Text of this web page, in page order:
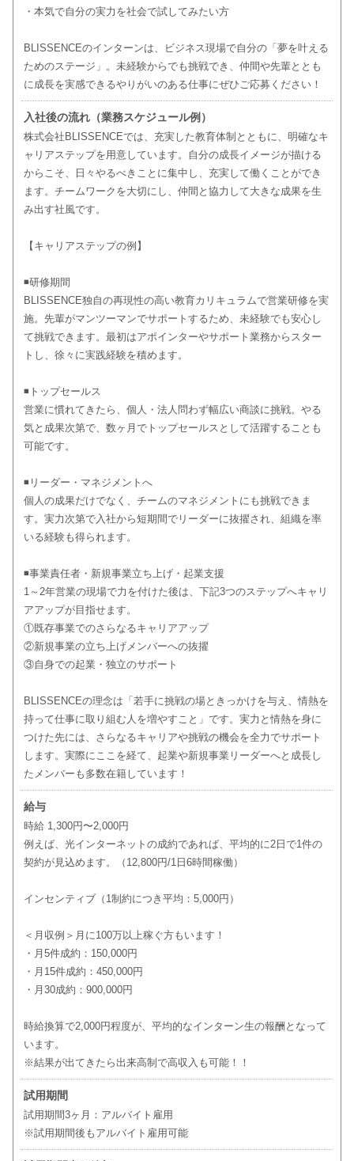
・本気で自分の実力を社会で試してみたい方
BLISSENCEのインターンは、ビジネス現場で自分の「夢を叶える
ためのステージ」。未経験からでも挑戦でき、仲間や先輩ととも
に成長を実感できるやりがいのある仕事にぜひご応募ください！
入社後の流れ（業務スケジュール例）
株式会社BLISSENCEでは、充実した教育体制とともに、明確なキ
ャリアステップを用意しています。自分の成長イメージが描ける
からこそ、日々やるべきことに集中し、充実して働くことができ
ます。チームワークを大切にし、仲間と協力して大きな成果を生
み出す社風です。
【キャリアステップの例】
◾️研修期間
BLISSENCE独自の再現性の高い教育カリキュラムで営業研修を実
施。先輩がマンツーマンでサポートするため、未経験でも安心し
て挑戦できます。最初はアポインターやサポート業務からスター
トし、徐々に実践経験を積めます。
◾️トップセールス
営業に慣れてきたら、個人・法人問わず幅広い商談に挑戦。やる
気と成果次第で、数ヶ月でトップセールスとして活躍することも
可能です。
◾️リーダー・マネジメントへ
個人の成果だけでなく、チームのマネジメントにも挑戦できま
す。実力次第で入社から短期間でリーダーに抜擢され、組織を率
いる経験も得られます。
◾️事業責任者・新規事業立ち上げ・起業支援
1～2年営業の現場で力を付けた後は、下記3つのステップへキャリ
アアップが目指せます。
①既存事業でのさらなるキャリアアップ
②新規事業の立ち上げメンバーへの抜擢
③自身での起業・独立のサポート
BLISSENCEの理念は「若手に挑戦の場ときっかけを与え、情熱を
持って仕事に取り組む人を増やすこと」です。実力と情熱を身に
つけた先には、さらなるキャリアや挑戦の機会を全力でサポート
します。実際にここを経て、起業や新規事業リーダーへと成長し
たメンバーも多数在籍しています！
給与
時給 1,300円〜2,000円
例えば、光インターネットの成約であれば、平均的に2日で1件の
契約が見込めます。（12,800円/1日6時間稼働）
インセンティブ（1制約につき平均：5,000円）
＜月収例＞月に100万以上稼ぐ方もいます！
・月5件成約：150,000円
・月15件成約：450,000円
・月30成約：900,000円
時給換算で2,000円程度が、平均的なインターン生の報酬となって
います。
※結果が出てきたら出来高制で高収入も可能！！
試用期間
試用期間3ヶ月：アルバイト雇用
※試用期間後もアルバイト雇用可能